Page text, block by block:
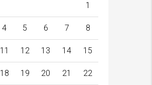
1
4 5 6 7 8
11 12 13 14 15
18 19 20 21 22